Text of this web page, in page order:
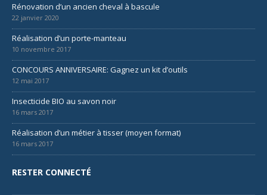
Rénovation d’un ancien cheval à bascule
22 janvier 2020
Réalisation d’un porte-manteau
10 novembre 2017
CONCOURS ANNIVERSAIRE: Gagnez un kit d’outils
12 mai 2017
Insecticide BIO au savon noir
16 mars 2017
Réalisation d’un métier à tisser (moyen format)
16 mars 2017
RESTER CONNECTÉ